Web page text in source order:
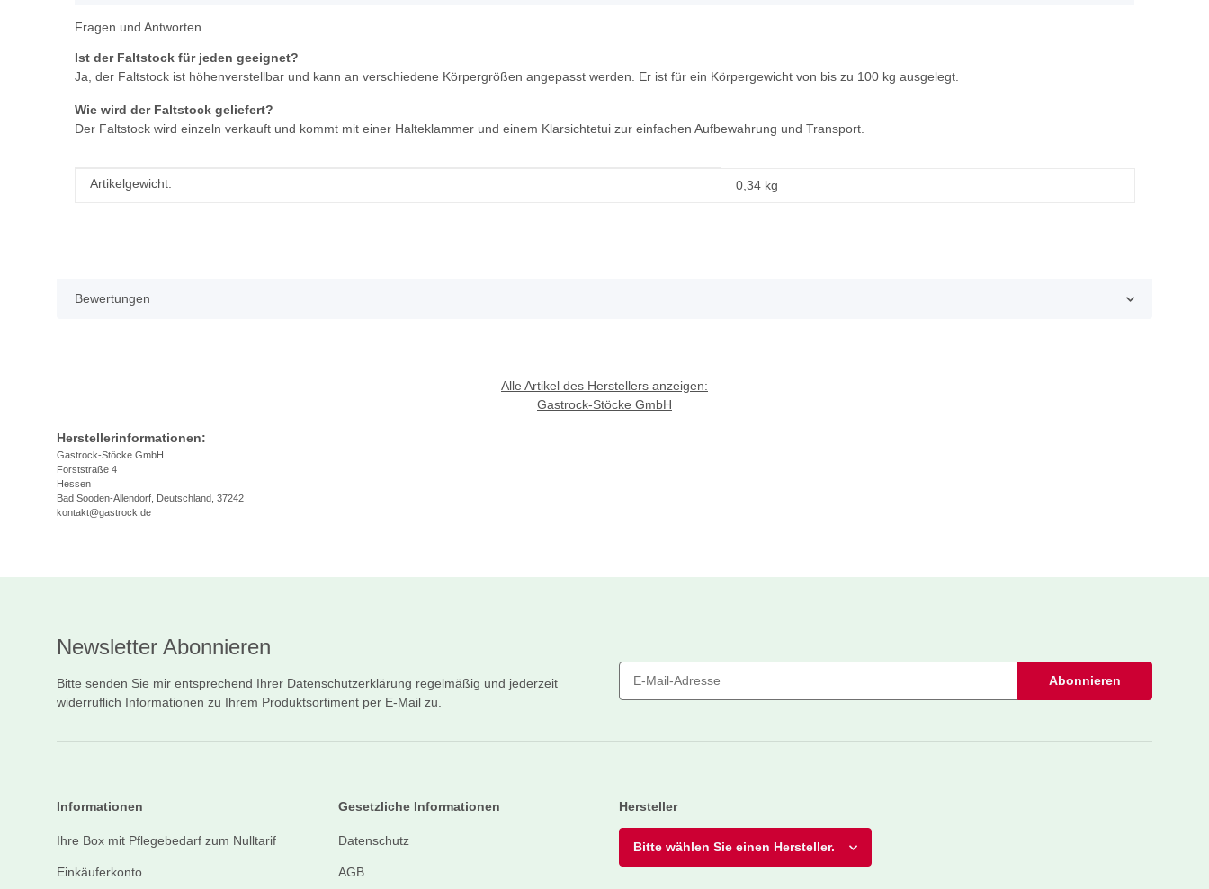
Fragen und Antworten
Ist der Faltstock für jeden geeignet?
Ja, der Faltstock ist höhenverstellbar und kann an verschiedene Körpergrößen angepasst werden. Er ist für ein Körpergewicht von bis zu 100 kg ausgelegt.
Wie wird der Faltstock geliefert?
Der Faltstock wird einzeln verkauft und kommt mit einer Halteklammer und einem Klarsichtetui zur einfachen Aufbewahrung und Transport.
Produkteigenschaft
Wert
Artikelgewicht: 0,34 kg
Bewertungen
Alle Artikel des Herstellers anzeigen:
Gastrock-Stöcke GmbH
Herstellerinformationen:
Gastrock-Stöcke GmbH
Forststraße 4
Hessen
Bad Sooden-Allendorf, Deutschland, 37242
kontakt@gastrock.de
Newsletter Abonnieren
Bitte senden Sie mir entsprechend Ihrer Datenschutzerklärung regelmäßig und jederzeit
widerruflich Informationen zu Ihrem Produktsortiment per E-Mail zu.
Abonnieren
Informationen
Ihre Box mit Pflegebedarf zum Nulltarif
Einkäuferkonto
Gesetzliche Informationen
Datenschutz
AGB
Hersteller
Bitte wählen Sie einen Hersteller.